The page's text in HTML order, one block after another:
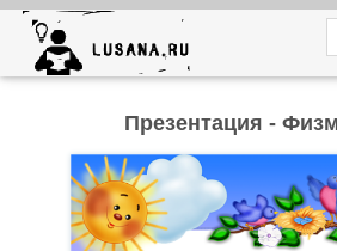
Презентация -